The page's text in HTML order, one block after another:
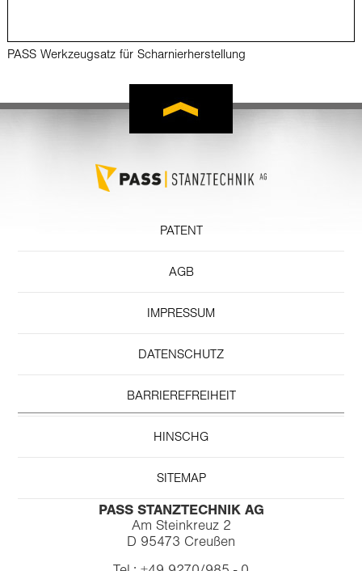
PASS Werkzeugsatz für Scharnierherstellung
PATENT
AGB
IMPRESSUM
DATENSCHUTZ
BARRIEREFREIHEIT
HINSCHG
SITEMAP
PASS STANZTECHNIK AG
Am Steinkreuz 2
D 95473 Creußen